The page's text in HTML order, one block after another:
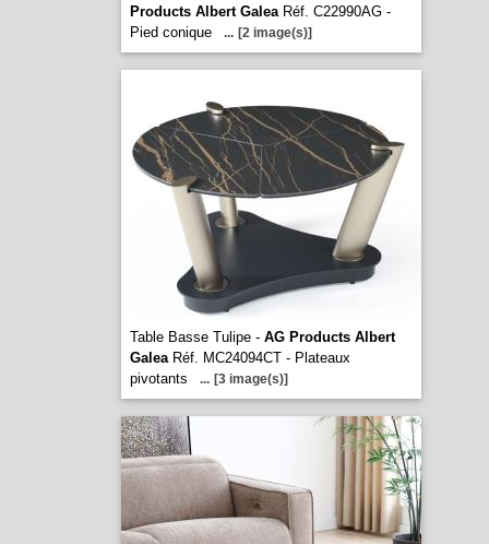
Products Albert GaleaRéf. C22990AG -
Pied conique
... [2 image(s)]
Table Basse Tulipe - AG Products Albert
GaleaRéf. MC24094CT - Plateaux
pivotants
... [3 image(s)]